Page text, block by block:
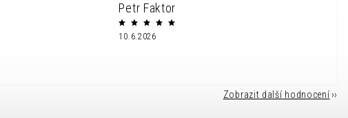
Petr Faktor
10.6.2026
Zobrazit další hodnocení